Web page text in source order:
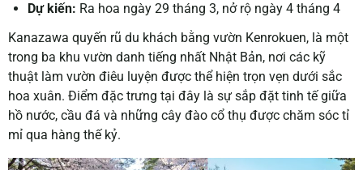
Dự kiến: Ra hoa ngày 29 tháng 3, nở rộ ngày 4 tháng 4
Kanazawa quyến rũ du khách bằng vườn Kenrokuen, là một
trong ba khu vườn danh tiếng nhất Nhật Bản, nơi các kỹ
thuật làm vườn điêu luyện được thể hiện trọn vẹn dưới sắc
hoa xuân. Điểm đặc trưng tại đây là sự sắp đặt tinh tế giữa
hồ nước, cầu đá và những cây đào cổ thụ được chăm sóc tỉ
mỉ qua hàng thế kỷ.